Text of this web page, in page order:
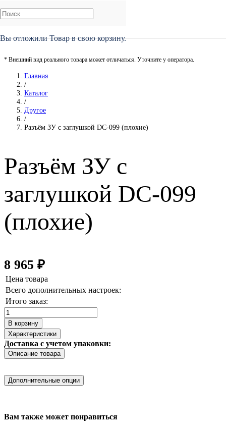
Вы отложили Товар в свою корзину.
* Внешний вид реального товара может отличаться. Уточните у оператора.
Главная
/
Каталог
/
Другое
/
Разъём ЗУ с заглушкой DC-099 (плохие)
Разъём ЗУ с
заглушкой DC-099
(плохие)
8 965 ₽
Цена товара
Всего дополнительных настроек:
Итого заказ:
Количество
товара
Разъём
ЗУ
с
заглушкой
099
(плохие)
В корзину
Характеристики
Доставка с учетом упаковки:
Описание товара
Дополнительные опции
Вам также может понравиться